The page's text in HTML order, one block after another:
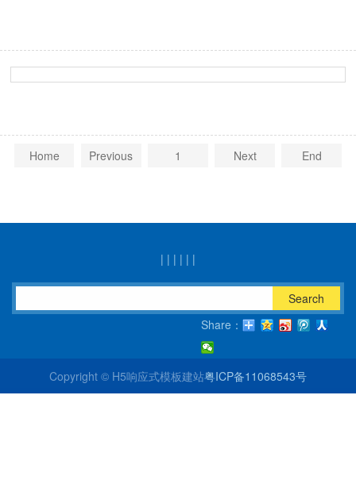
Home Previous 1 Next End
| | | | | |
Search
Share：
Copyright © H5响应式模板建站粤ICP备11068543号